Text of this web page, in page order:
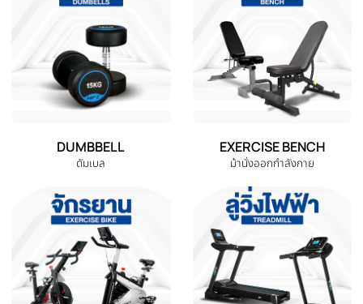
หนัก ชุดดัมเบล รุ่น H32 ขนาด 32
Kg. | Homefittools
THB 12,980.00
THB 4,990.00
หยิบใส่ตะกร้า
หนัก รุ่น H20 ชุดดัมเบล ขนาด 20
Kg.| Homefittools
THB 9,980.00
THB 3,990.00
หยิบใส่ตะกร้า